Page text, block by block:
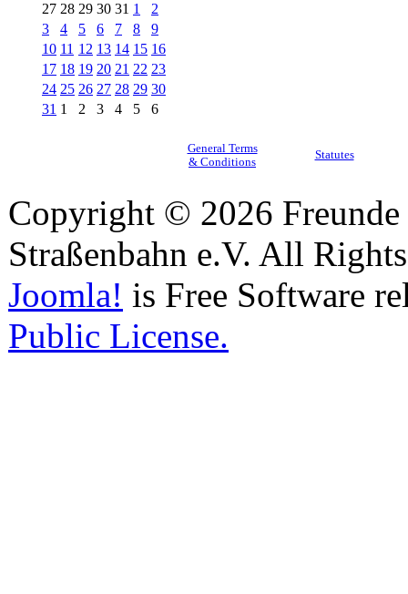
27 28 29 30 31 1
2
3
4 5 6 7 8
9
10 11 12 13 14 15 16
17 18 19 20 21 22 23
24 25 26 27 28 29 30
31 1 2 3 4 5 6
General Terms
& Conditions
Statutes
Copyright © 2026
Straßenbahn e.V. All
Joomla! is Free Software
Public License.